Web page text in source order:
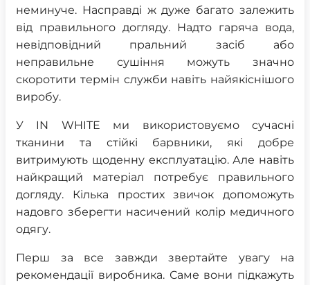
неминуче. Насправді ж дуже багато залежить
від правильного догляду. Надто гаряча вода,
невідповідний пральний засіб або
неправильне сушіння можуть значно
скоротити термін служби навіть найякіснішого
виробу.
У IN WHITE ми використовуємо сучасні
тканини та стійкі барвники, які добре
витримують щоденну експлуатацію. Але навіть
найкращий матеріал потребує правильного
догляду. Кілька простих звичок допоможуть
надовго зберегти насичений колір медичного
одягу.
Перш за все завжди звертайте увагу на
рекомендації виробника. Саме вони підкажуть